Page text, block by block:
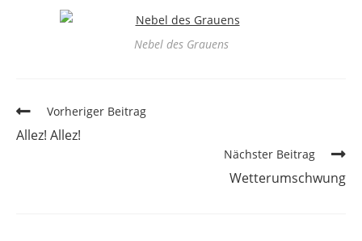
Nebel des Grauens
Vorheriger Beitrag
Allez! Allez!
Nächster Beitrag
Wetterumschwung